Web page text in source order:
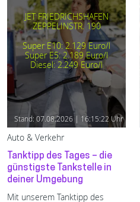
JET FRIEDRICHSHAFEN
ZEPPELINSTR. 190
Super E10: 2.129 Euro/l
Super E5: 2.189 Euro/l
Diesel: 2.249 Euro/l
Stand: 07.08.2026 | 16:15:22 Uhr
Auto & Verkehr
Tanktipp des Tages – die
günstigste Tankstelle in
deiner Umgebung
Mit unserem Tanktipp des